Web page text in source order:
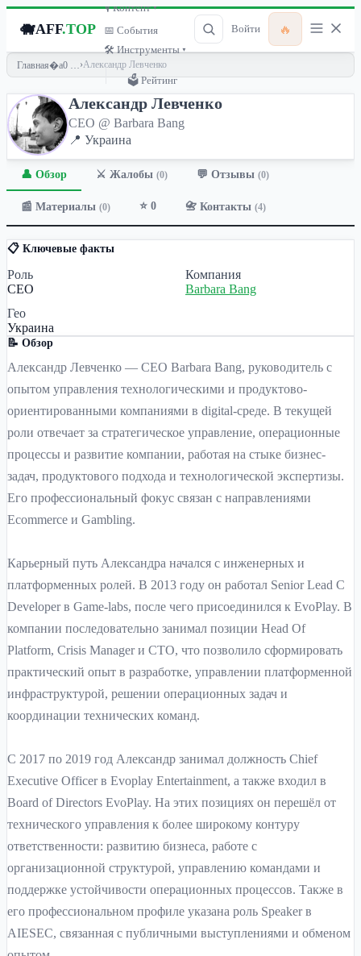
🐗AFF.TOP
🎙 Контент ▾
📅 События
🛠 Инструменты ▾
🗳 Рейтинг
Войти 🔥
Главная ›Александр Левченко
Александр Левченко
CEO @ Barbara Bang
📍 Украина
👤 Обзор ⚔️ Жалобы (0) 💬 Отзывы (0)
📰 Материалы (0) ⭐ 0 📇 Контакты (4)
📋 Ключевые факты
Роль
CEO
Компания
Barbara Bang
Гео
Украина
📝 Обзор
Александр Левченко — CEO Barbara Bang, руководитель с
опытом управления технологическими и продуктово-
ориентированными компаниями в digital-среде. В текущей
роли отвечает за стратегическое управление, операционные
процессы и развитие компании, работая на стыке бизнес-
задач, продуктового подхода и технологической экспертизы.
Его профессиональный фокус связан с направлениями
Ecommerce и Gambling.
Карьерный путь Александра начался с инженерных и
платформенных ролей. В 2013 году он работал Senior Lead C
Developer в Game-labs, после чего присоединился к EvoPlay. В
компании последовательно занимал позиции Head Of
Platform, Crisis Manager и CTO, что позволило сформировать
практический опыт в разработке, управлении платформенной
инфраструктурой, решении операционных задач и
координации технических команд.
С 2017 по 2019 год Александр занимал должность Chief
Executive Officer в Evoplay Entertainment, а также входил в
Board of Directors EvoPlay. На этих позициях он перешёл от
технического управления к более широкому контуру
ответственности: развитию бизнеса, работе с
организационной структурой, управлению командами и
поддержке устойчивости операционных процессов. Также в
его профессиональном профиле указана роль Speaker в
AIESEC, связанная с публичными выступлениями и обменом